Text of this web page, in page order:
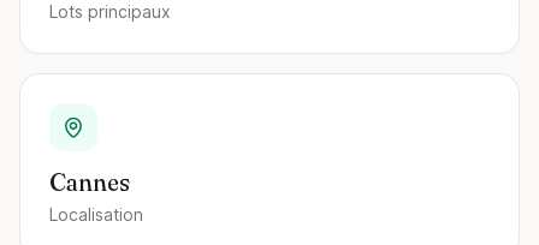
Lots principaux
Cannes
Localisation